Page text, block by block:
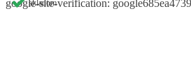
skladom
google-site-verification: